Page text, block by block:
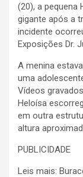
(20), a pequena
gigante após a
incidente
Exposições Dr.
A menina
uma
Vídeos
Heloísa
em outra
altura
PUBLICIDADE
Leis mais: